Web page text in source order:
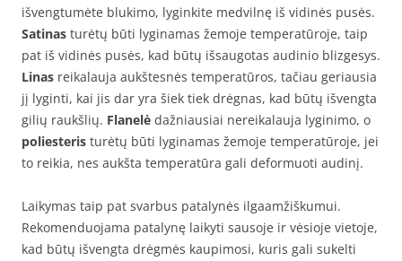
išvengtumėte blukimo, lyginkite medvilnę iš vidinės pusės.
Satinas turėtų būti lyginamas žemoje temperatūroje, taip
pat iš vidinės pusės, kad būtų išsaugotas audinio blizgesys.
Linas reikalauja aukštesnės temperatūros, tačiau geriausia
jį lyginti, kai jis dar yra šiek tiek drėgnas, kad būtų išvengta
gilių raukšlių. Flanelė dažniausiai nereikalauja lyginimo, o
poliesteris turėtų būti lyginamas žemoje temperatūroje, jei
to reikia, nes aukšta temperatūra gali deformuoti audinį.
Laikymas taip pat svarbus patalynės ilgaamžiškumui.
Rekomenduojama patalynę laikyti sausoje ir vėsioje vietoje,
kad būtų išvengta drėgmės kaupimosi, kuris gali sukelti